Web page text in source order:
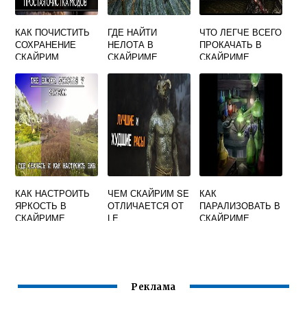
КАК ПОЧИСТИТЬ
СОХРАНЕНИЕ
СКАЙРИМ
ГДЕ НАЙТИ
НЕЛОТА В
СКАЙРИМЕ
ЧТО ЛЕГЧЕ ВСЕГО
ПРОКАЧАТЬ В
СКАЙРИМЕ
КАК НАСТРОИТЬ
ЯРКОСТЬ В
СКАЙРИМЕ
ЧЕМ СКАЙРИМ SE
ОТЛИЧАЕТСЯ ОТ
LE
КАК
ПАРАЛИЗОВАТЬ В
СКАЙРИМЕ
Реклама